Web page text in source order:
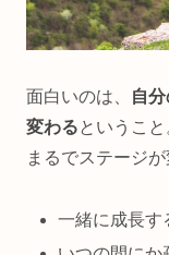
面白いのは、
自
変わるということ
まるでステージが
一緒に成長す